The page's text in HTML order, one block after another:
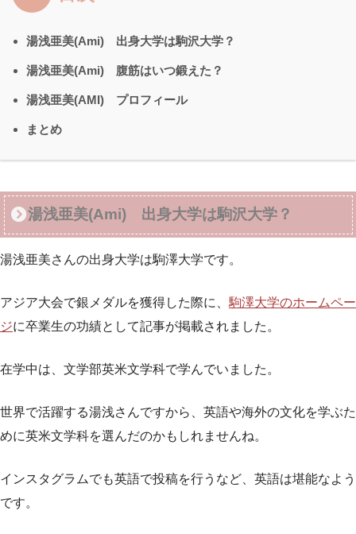
湯浅亜美(Ami) 出身大学は駒沢大学？
湯浅亜美(Ami) 腹筋はいつ鍛えた？
湯浅亜美(AMI) プロフィール
まとめ
湯浅亜美(Ami) 出身大学は駒沢大学？
湯浅亜美さんの出身大学は駒澤大学です。
アジア大会で銀メダルを獲得した際に、 駒澤大学のホームペー
ジに卒業生の功績として記事が掲載されました。
在学中は、文学部英米文学科で学んでいました。
世界で活躍する湯浅さんですから、英語や海外の文化を学ぶた
めに英米文学科を選んだのかもしれませんね。
インスタグラムでも英語で投稿を行うなど、英語は堪能なよう
です。